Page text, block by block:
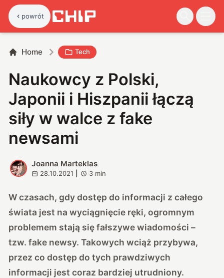
powrót
Home Tech
Naukowcy z Polski,
Japonii i Hiszpanii łączą
siły w walce z fake
newsami
J
Joanna Marteklas
28.10.2021 3 min
W czasach, gdy dostęp do informacji z całego
świata jest na wyciągnięcie ręki, ogromnym
problemem stają się fałszywe wiadomości –
tzw. fake newsy. Takowych wciąż przybywa,
przez co dostęp do tych prawdziwych
informacji jest coraz bardziej utrudniony.